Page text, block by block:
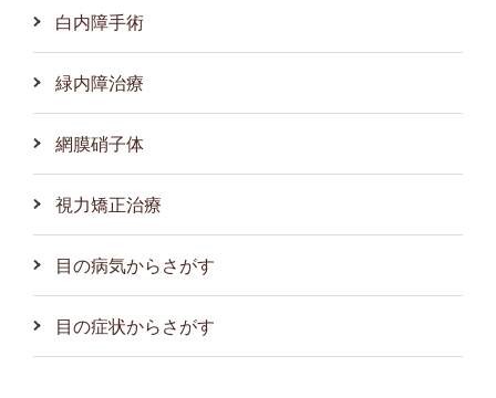
白内障手術
緑内障治療
網膜硝子体
視力矯正治療
目の病気からさがす
目の症状からさがす